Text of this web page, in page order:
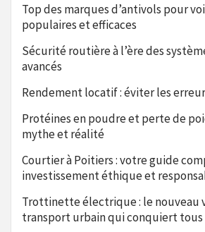
Top des marques d’antivols pour
populaires et efficaces
Sécurité routière à l’ère des
avancés
Rendement locatif : éviter les
Protéines en poudre et perte de
mythe et réalité
Courtier à Poitiers : votre guide
investissement éthique et
Trottinette électrique : le nouveau
transport urbain qui conquiert tous